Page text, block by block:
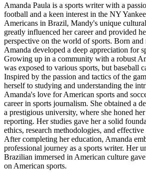
Amanda Paula is a sports writer with a
football and a keen interest in the NY
Americans in Brazil, Mandy's unique
greatly influenced her career and provided
perspective on the world of sports. Born
Amanda developed a deep appreciation for
Growing up in a community with a robust
was exposed to various sports, but baseball
Inspired by the passion and tactics of the
herself to studying and understanding the
Amanda's love for American sports and
career in sports journalism. She obtained a
a prestigious university, where she honed
reporting. Her studies gave her a solid
ethics, research methodologies, and
After completing her education, Amanda
professional journey as a sports writer. Her
Brazilian immersed in American culture
on American sports.